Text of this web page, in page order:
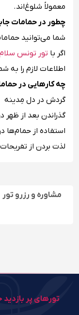
معمولاً شلوغ‌اند.
چطور در حمامات
شما می‌توانید
اگر با تور تونس سلام
اطلاعات لازم را به
چه کارهایی در
گردش در دل مِدینه
گذراندن بعد از ظهر
استفاده از حمام‌ها
لذت بردن از
مشاوره و رزرو تور
تورهای پر بازدید